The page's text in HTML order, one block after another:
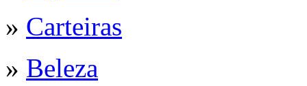
» Carteiras
» Beleza